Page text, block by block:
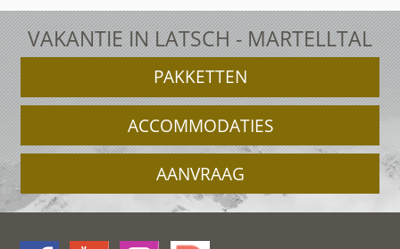
VAKANTIE IN LATSCH - MARTELLTAL
PAKKETTEN
ACCOMMODATIES
AANVRAAG